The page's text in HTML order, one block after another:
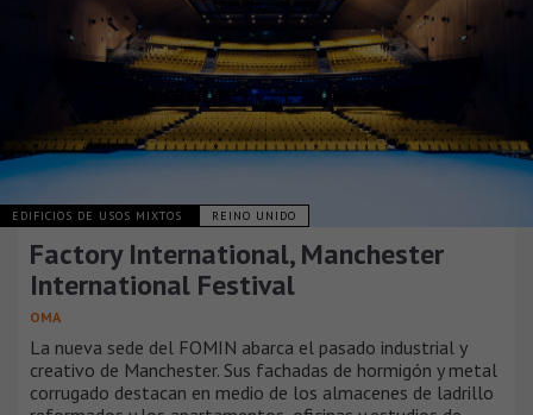
EDIFICIOS DE USOS MIXTOS REINO UNIDO
Factory International, Manchester
International Festival
OMA
La nueva sede del FOMIN abarca el pasado industrial y
creativo de Manchester. Sus fachadas de hormigón y metal
corrugado destacan en medio de los almacenes de ladrillo